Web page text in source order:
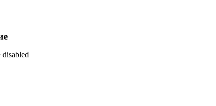
disabled